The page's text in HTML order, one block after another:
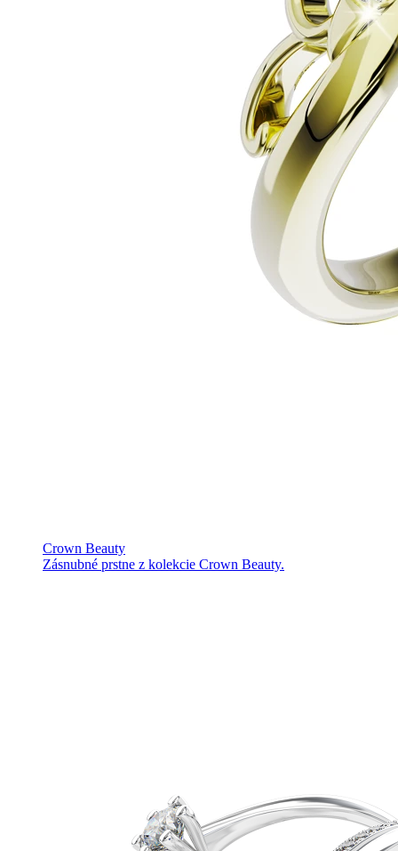
Crown Beauty
Zásnubné prstne z kolekcie Crown Beauty.